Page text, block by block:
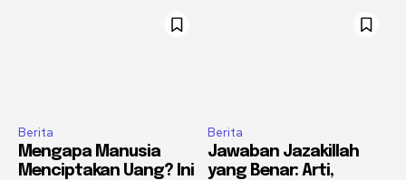
Berita
Mengapa Manusia
Menciptakan Uang? Ini
Berita
Jawaban Jazakillah
yang Benar: Arti,